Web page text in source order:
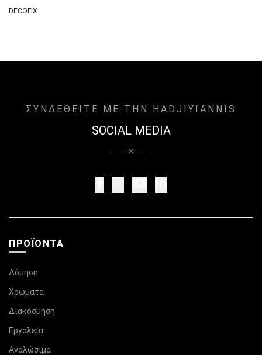
DECOFIX
ΣΥΝΔΕΘΕΙΤΕ ΜΕ ΤΗΝ HADJIYIANNIS
SOCIAL MEDIA
ΠΡΟΪΌΝΤΑ
Δόμηση
Χρώματα
Διακόσμηση
Εργαλεία
Αναλώσιμα